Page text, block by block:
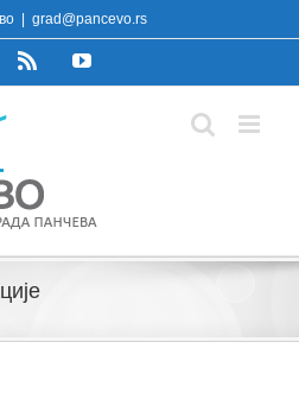
grad@pancevo.rs
Rss YouTube